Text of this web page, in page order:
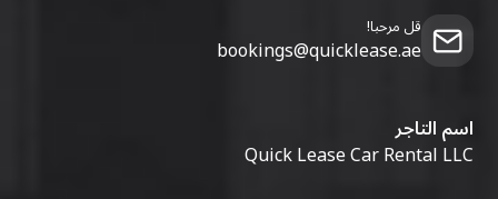
قل مرحبا!
bookings@quicklease.ae
اسم التاجر
Quick Lease Car Rental LLC